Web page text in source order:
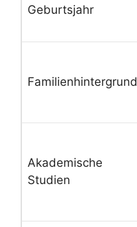
Geburtsjahr
Familienhintergrund
Akademische
Studien